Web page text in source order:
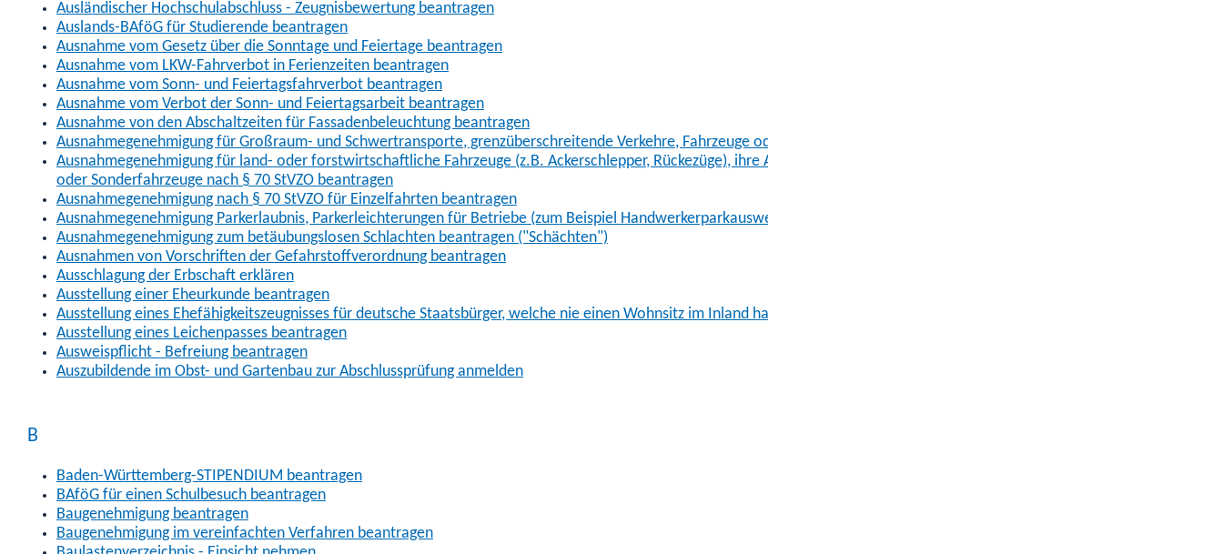
Ausländischer Hochschulabschluss - Zeugnisbewertung beantragen
Auslands-BAföG für Studierende beantragen
Ausnahme vom Gesetz über die Sonntage und Feiertage beantragen
Ausnahme vom LKW-Fahrverbot in Ferienzeiten beantragen
Ausnahme vom Sonn- und Feiertagsfahrverbot beantragen
Ausnahme vom Verbot der Sonn- und Feiertagsarbeit beantragen
Ausnahme von den Abschaltzeiten für Fassadenbeleuchtung beantragen
Ausnahmegenehmigung für Großraum- und Schwertransporte, grenzüberschreitende Verkehre, Fahrzeuge oder Fahrzeugkombinationen nach § 70 StVZO beantragen
Ausnahmegenehmigung für land- oder forstwirtschaftliche Fahrzeuge (z.B. Ackerschlepper, Rückezüge), ihre Anhänger, Arbeitsmaschinen (z.B. Gabelstapler, Mähdrescher)
oder Sonderfahrzeuge nach § 70 StVZO beantragen
Ausnahmegenehmigung nach § 70 StVZO für Einzelfahrten beantragen
Ausnahmegenehmigung Parkerlaubnis, Parkerleichterungen für Betriebe (zum Beispiel Handwerkerparkausweis)
Ausnahmegenehmigung zum betäubungslosen Schlachten beantragen ("Schächten")
Ausnahmen von Vorschriften der Gefahrstoffverordnung beantragen
Ausschlagung der Erbschaft erklären
Ausstellung einer Eheurkunde beantragen
Ausstellung eines Ehefähigkeitszeugnisses für deutsche Staatsbürger, welche nie einen Wohnsitz im Inland hatten
Ausstellung eines Leichenpasses beantragen
Ausweispflicht - Befreiung beantragen
Auszubildende im Obst- und Gartenbau zur Abschlussprüfung anmelden
B
Baden-Württemberg-STIPENDIUM beantragen
BAföG für einen Schulbesuch beantragen
Baugenehmigung beantragen
Baugenehmigung im vereinfachten Verfahren beantragen